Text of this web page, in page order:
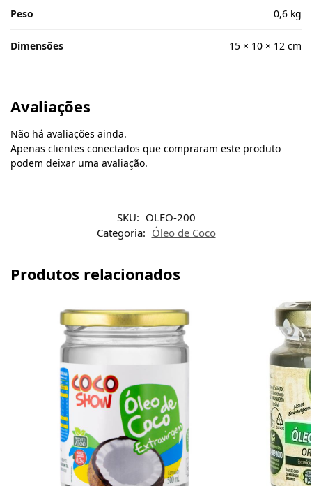
Peso 0,6 kg
Dimensões 15 × 10 × 12 cm
Avaliações
Não há avaliações ainda.
Apenas clientes conectados que compraram este produto
podem deixar uma avaliação.
SKU: OLEO-200
Categoria: Óleo de Coco
Produtos relacionados